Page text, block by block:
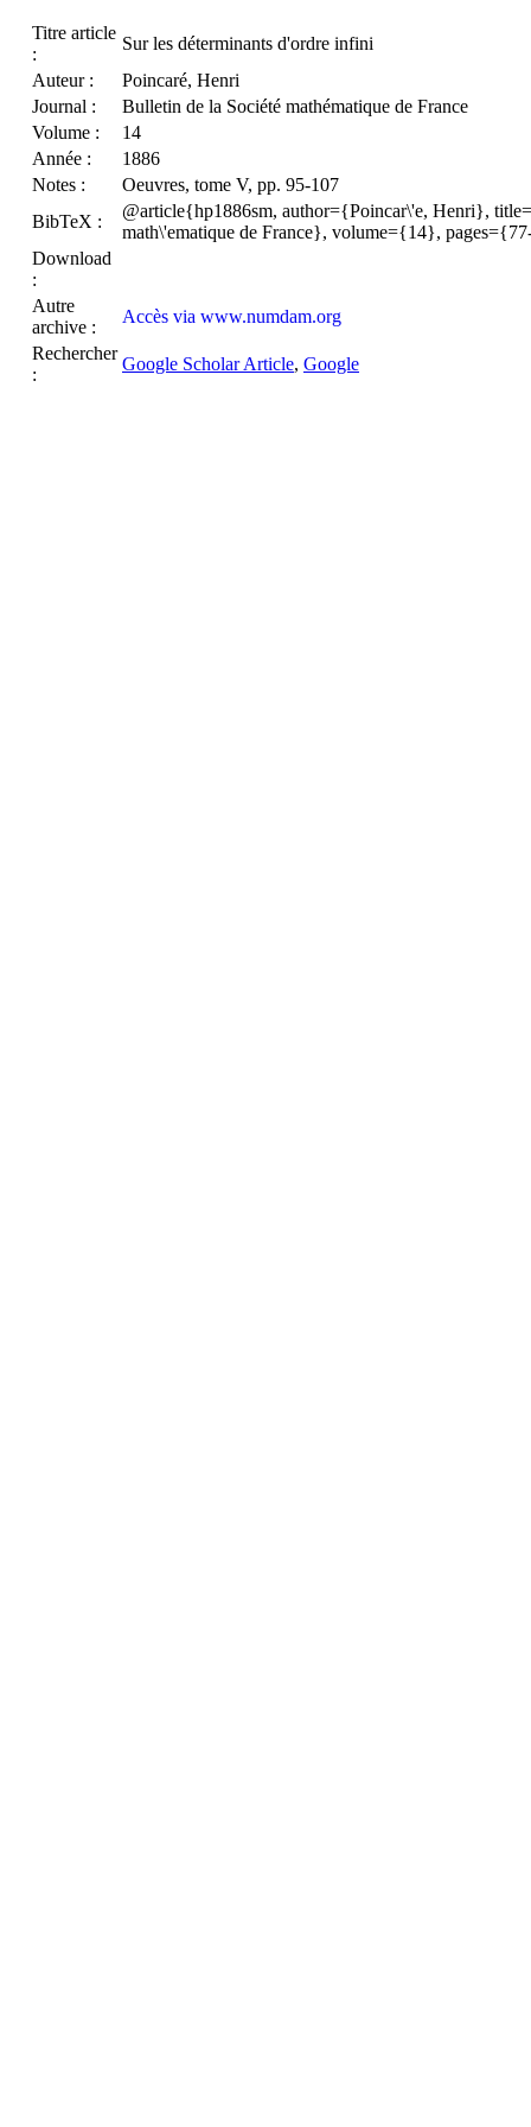
Titre article
:
Sur les déterminants d'ordre infini
Auteur :
Poincaré, Henri
Journal :
Bulletin de la Société mathématique de France
Volume :
14
Année :
1886
Notes :
Oeuvres, tome V, pp. 95-107
BibTeX :
@article{hp1886sm, author={Poincar\'e, Henri},
math\'ematique de France}, volume={14},
Download
:
Autre
archive :
Accès via www.numdam.org
Rechercher
:
Google Scholar Article, Google